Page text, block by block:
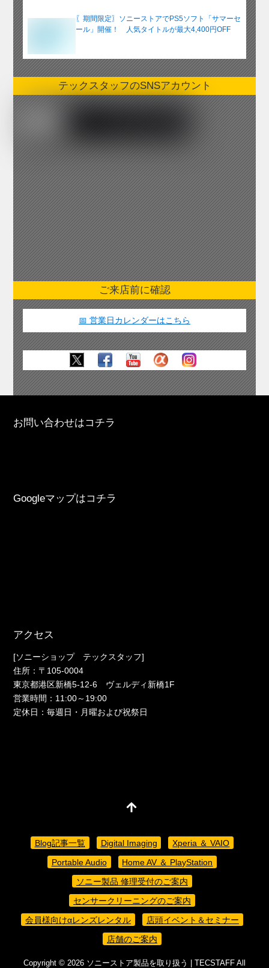
〖期間限定〗ソニーストアでPS5ソフト「サマーセ
ール」開催！ 人気タイトルが最大4,400円OFF
テックスタッフのSNSアカウント
ご来店前に確認
📅 営業日カレンダーはこちら
お問い合わせはコチラ
Googleマップはコチラ
アクセス
[ソニーショップ テックスタッフ]
住所：〒105-0004
東京都港区新橋5-12-6 ヴェルディ新橋1F
営業時間：11:00～19:00
定休日：毎週日・月曜および祝祭日
Blog記事一覧 Digital Imaging
Xperia ＆ VAIO
Portable Audio
Home AV ＆ PlayStation
ソニー製品 修理受付のご案内
センサークリーニングのご案内
会員様向けαレンズレンタル
店頭イベント＆セミナー
店舗のご案内
Copyright © 2026 ソニーストア製品を取り扱う | TECSTAFF All